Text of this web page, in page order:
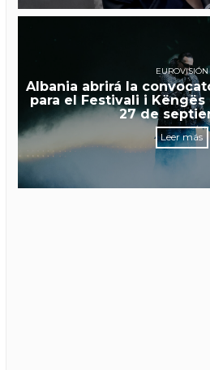
EUROVISIÓN
Albania abrirá la
para el Festivali i
27 de
Leer más